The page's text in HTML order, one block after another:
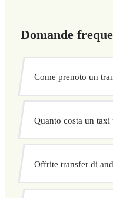
Domande
Come prenoto un
confermare subito il tuo
Quanto costa un
I nostri transfer privati a
concordato prima della
Offrite transfer di